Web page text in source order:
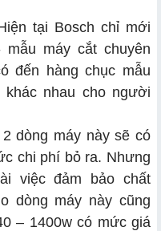
tại Bosch chỉ mới
máy cắt chuyên
đến hàng chục mẫu
nhau cho người
dòng máy này sẽ có
chi phí bỏ ra. Nhưng
việc đảm bảo chất
dòng máy này cũng
– 1400w có mức giá